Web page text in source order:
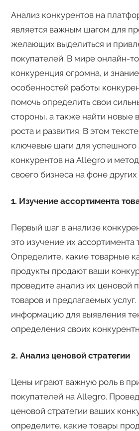
Анализ конкурентов на
является важным шагом для
желающих выделиться и
покупателей. В мире онлайн-
конкуренция огромна, и
особенностей работы
помочь определить свои
стороны, а также найти новые
роста и развития. В этом
ключевые шаги для успешного
конкурентов на Allegro и
своего бизнеса на фоне
1. Изучение ассортимента
Первый шаг в анализе
это изучение их ассортимента
Определите, какие товарные
продукты продают ваши
проведите анализ их ценовой
товаров и предлагаемых
информацию для выявления
определения своих
2. Анализ ценовой стратегии
Цены играют важную роль в
покупателей на Allegro.
ценовой стратегии ваших
определите, какие товары